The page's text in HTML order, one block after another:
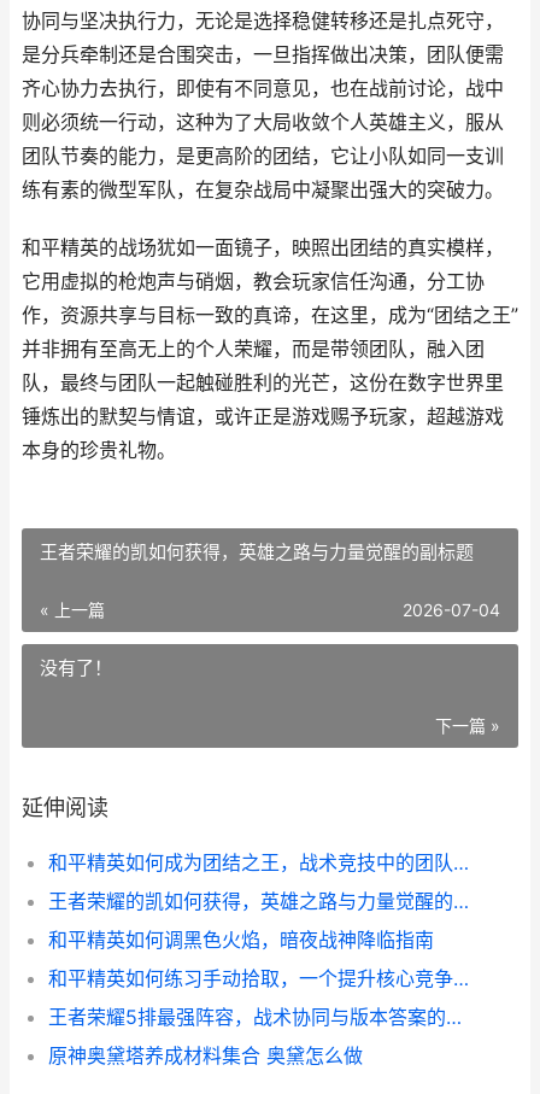
协同与坚决执行力，无论是选择稳健转移还是扎点死守，
是分兵牵制还是合围突击，一旦指挥做出决策，团队便需
齐心协力去执行，即使有不同意见，也在战前讨论，战中
则必须统一行动，这种为了大局收敛个人英雄主义，服从
团队节奏的能力，是更高阶的团结，它让小队如同一支训
练有素的微型军队，在复杂战局中凝聚出强大的突破力。
和平精英的战场犹如一面镜子，映照出团结的真实模样，
它用虚拟的枪炮声与硝烟，教会玩家信任沟通，分工协
作，资源共享与目标一致的真谛，在这里，成为“团结之王”
并非拥有至高无上的个人荣耀，而是带领团队，融入团
队，最终与团队一起触碰胜利的光芒，这份在数字世界里
锤炼出的默契与情谊，或许正是游戏赐予玩家，超越游戏
本身的珍贵礼物。
王者荣耀的凯如何获得，英雄之路与力量觉醒的副标题
« 上一篇 2026-07-04
没有了！
下一篇 »
延伸阅读
和平精英如何成为团结之王，战术竞技中的团队交响诗
王者荣耀的凯如何获得，英雄之路与力量觉醒的副标题
和平精英如何调黑色火焰，暗夜战神降临指南
和平精英如何练习手动拾取，一个提升核心竞争力的副标题
王者荣耀5排最强阵容，战术协同与版本答案的终极解析副标题
原神奥黛塔养成材料集合 奥黛怎么做